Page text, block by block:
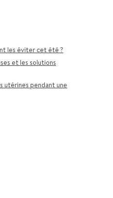
les éviter cet été ?
et les solutions
utérines pendant une